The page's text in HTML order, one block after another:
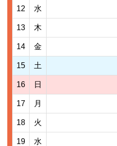
12 水
13 木
14 金
15 土
16 日
17 月
18 火
19 水